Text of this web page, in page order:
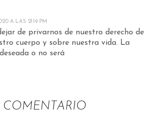
A LAS 21:19 PM
de privarnos de nuestro derecho de
cuerpo y sobre nuestra vida. La
o no será
COMENTARIO